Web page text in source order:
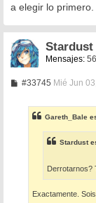
a elegir lo primero.
Stardust
Mensajes:
#33745M
a
j
e
Mié Jun
Gareth_Bale
Stardust
Derrotarnos?
Exactamente.